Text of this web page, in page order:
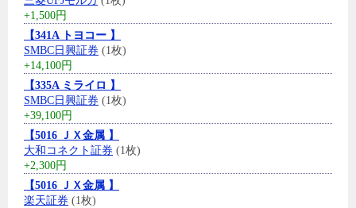
+1,500円
【341A トヨコー 】
SMBC日興証券 (1枚)
+14,100円
【335A ミライロ 】
SMBC日興証券 (1枚)
+39,100円
【5016 ＪＸ金属 】
大和コネクト証券 (1枚)
+2,300円
【5016 ＪＸ金属 】
楽天証券 (1枚)